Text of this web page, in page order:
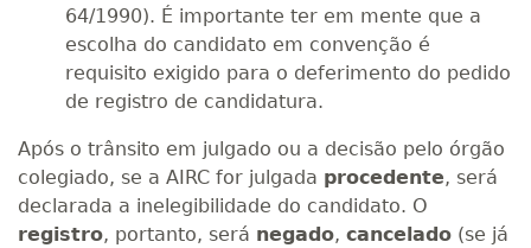
64/1990). É importante ter em mente que a
escolha do candidato em convenção é
requisito exigido para o deferimento do pedido
de registro de candidatura.
Após o trânsito em julgado ou a decisão pelo órgão
colegiado, se a AIRC for julgada procedente, será
declarada a inelegibilidade do candidato. O
registro, portanto, será negado, cancelado (se já